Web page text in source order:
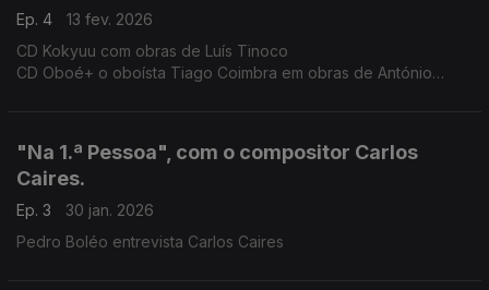
Ep. 4
13 fev. 2026
CD Kokyuu com obras de Luís Tinoco
CD Oboé+ o oboísta Tiago Coimbra em obras de António
"Na 1.ª Pessoa", com o compositor Carlos
Caires.
Ep. 3
30 jan. 2026
Pedro Boléo entrevista Carlos Caires